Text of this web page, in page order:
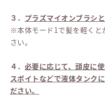
３． プラズマイオンブラシ
※本体モード1で髪を軽くと
さい。
４． 必要に応じて、頭皮に
スポイトなどで液体タンク
ださい。